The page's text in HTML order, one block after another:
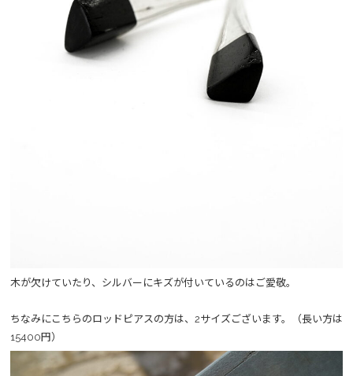
木が欠けていたり、シルバーにキズが付いているのはご愛敬。
ちなみにこちらのロッドピアスの方は、2サイズございます。（長い方は
15400円）